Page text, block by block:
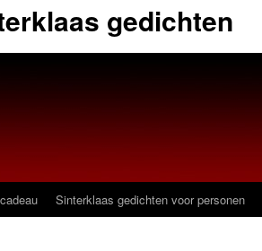
gedichten
Sinterklaas gedichten voor personen